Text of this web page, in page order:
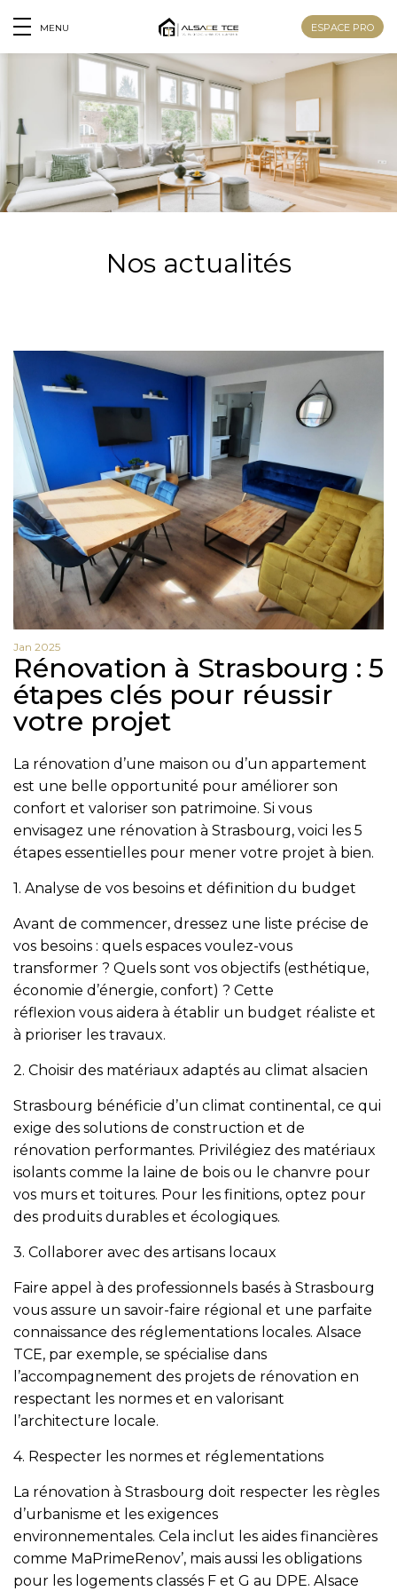
MENU ESPACE PRO
Nos actualités
Jan 2025
Rénovation à Strasbourg : 5
étapes clés pour réussir
votre projet
La rénovation d’une maison ou d’un appartement
est une belle opportunité pour améliorer son
confort et valoriser son patrimoine. Si vous
envisagez une rénovation à Strasbourg, voici les 5
étapes essentielles pour mener votre projet à bien.
1. Analyse de vos besoins et définition du budget
Avant de commencer, dressez une liste précise de
vos besoins : quels espaces voulez-vous
transformer ? Quels sont vos objectifs (esthétique,
économie d’énergie, confort) ? Cette
réflexion vous aidera à établir un budget réaliste et
à prioriser les travaux.
2. Choisir des matériaux adaptés au climat alsacien
Strasbourg bénéficie d’un climat continental, ce qui
exige des solutions de construction et de
rénovation performantes. Privilégiez des matériaux
isolants comme la laine de bois ou le chanvre pour
vos murs et toitures. Pour les finitions, optez pour
des produits durables et écologiques.
3. Collaborer avec des artisans locaux
Faire appel à des professionnels basés à Strasbourg
vous assure un savoir-faire régional et une parfaite
connaissance des réglementations locales. Alsace
TCE, par exemple, se spécialise dans
l’accompagnement des projets de rénovation en
respectant les normes et en valorisant
l’architecture locale.
4. Respecter les normes et réglementations
La rénovation à Strasbourg doit respecter les règles
d’urbanisme et les exigences
environnementales. Cela inclut les aides financières
comme MaPrimeRenov’, mais aussi les obligations
pour les logements classés F et G au DPE. Alsace
Prénom
En cochant cette case, j’accepte la politique de confidentialité de ce site.